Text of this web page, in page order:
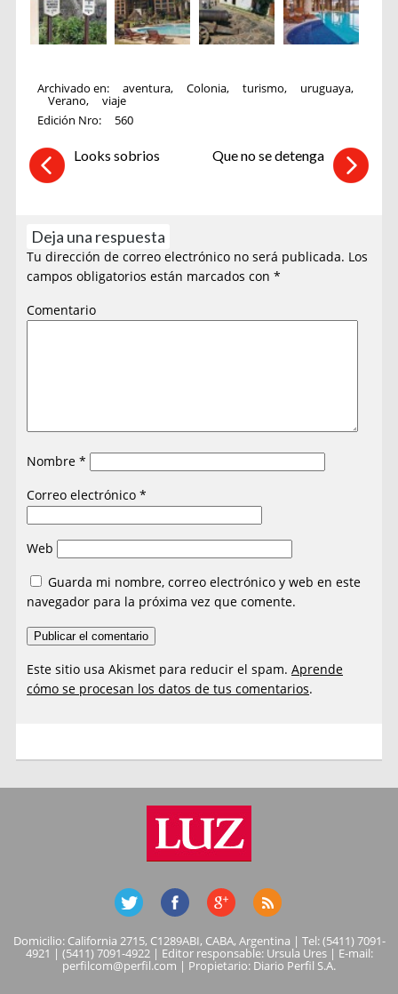
Archivado en: aventura, Colonia, turismo, uruguaya,
Verano,
viaje
Edición Nro:
560
Looks sobrios Que no se detenga
Deja una respuesta
Tu dirección de correo electrónico no será publicada. Los
campos obligatorios están marcados con*
Comentario
Nombre*
Correo electrónico*
Web
Guarda mi nombre, correo electrónico y web en este
navegador para la próxima vez que comente.
Este sitio usa Akismet para reducir el spam.Aprende
cómo se procesan los datos de tus comentarios.
Domicilio: California 2715, C1289ABI, CABA, Argentina | Tel: (5411) 7091-
4921 | (5411) 7091-4922 | Editor responsable: Ursula Ures | E-mail:
perfilcom@perfil.com | Propietario: Diario Perfil S.A.